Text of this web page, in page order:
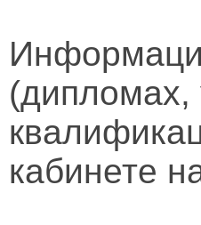
(дипломах,
кабинете